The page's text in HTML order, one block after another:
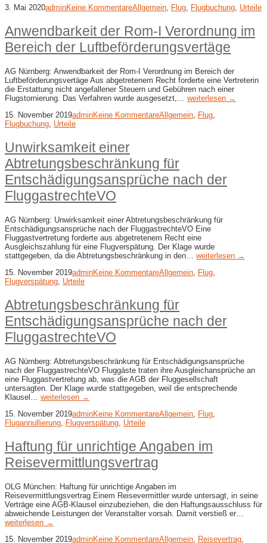
3. Mai 2020adminKeine KommentareAllgemein Flug Flugbuchung Urteile
Anwendbarkeit der Rom-I Verordnung im
Bereich der Luftbeförderungsvertäge
AG Nürnberg: Anwendbarkeit der Rom-I Verordnung im Bereich der
Luftbeförderungsvertäge Aus abgetretenem Recht forderte eine Vertreterin
die Erstattung nicht angefallener Steuern und Gebühren nach einer
Flugstornierung. Das Verfahren wurde ausgesetzt,… weiterlesen →
15. November 2019adminKeine KommentareAllgemein Flug
Flugbuchung Urteile
Unwirksamkeit einer
Abtretungsbeschränkung für
Entschädigungsansprüche nach der
FluggastrechteVO
AG Nürnberg: Unwirksamkeit einer Abtretungsbeschränkung für
Entschädigungsansprüche nach der FluggastrechteVO Eine
Fluggastvertretung forderte aus abgetretenem Recht eine
Ausgleichszahlung für eine Flugverspätung. Der Klage wurde
stattgegeben, da die Abtretungsbeschränkung in den… weiterlesen →
15. November 2019adminKeine KommentareAllgemein Flug
Flugverspätung Urteile
Abtretungsbeschränkung für
Entschädigungsansprüche nach der
FluggastrechteVO
AG Nürnberg: Abtretungsbeschränkung für Entschädigungsansprüche
nach der FluggastrechteVO Fluggäste traten ihre Ausgleichansprüche an
eine Fluggastvertretung ab, was die AGB der Fluggesellschaft
untersagten. Der Klage wurde stattgegeben, weil die entsprechende
Klausel… weiterlesen →
15. November 2019adminKeine KommentareAllgemein, Flug,
Flugannullierung, Flugverspätung, Urteile
Haftung für unrichtige Angaben im
Reisevermittlungsvertrag
OLG München: Haftung für unrichtige Angaben im
Reisevermittlungsvertrag Einem Reisevermittler wurde untersagt, in seine
Verträge eine AGB-Klausel einzubeziehen, die den Haftungsausschluss für
abweichende Leistungen der Veranstalter vorsah. Damit verstieß er…
weiterlesen →
15. November 2019adminKeine KommentareAllgemein, Reisevertrag,